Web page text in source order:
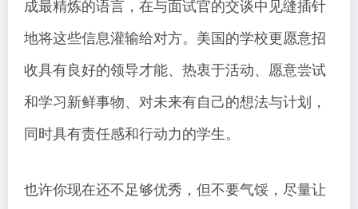
成最精炼的语言，在与面试官的交谈中见缝插针
地将这些信息灌输给对方。美国的学校更愿意招
收具有良好的领导才能、热衷于活动、愿意尝试
和学习新鲜事物、对未来有自己的想法与计划，
同时具有责任感和行动力的学生。
也许你现在还不足够优秀，但不要气馁，尽量让